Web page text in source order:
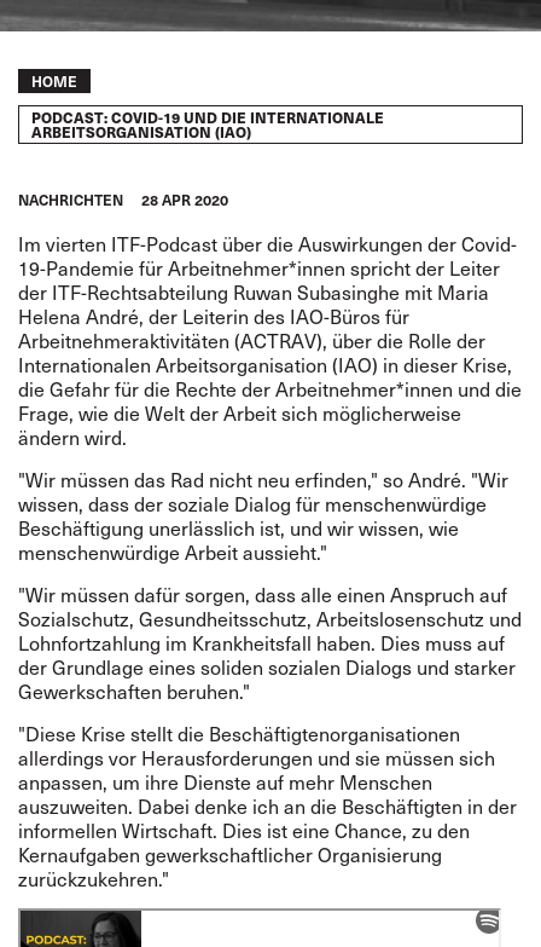
Breadcrumb
HOME
PODCAST: COVID-19 UND DIE INTERNATIONALE
ARBEITSORGANISATION (IAO)
NACHRICHTEN 28 APR 2020
Im vierten ITF-Podcast über die Auswirkungen der Covid-
19-Pandemie für Arbeitnehmer*innen spricht der Leiter
der ITF-Rechtsabteilung Ruwan Subasinghe mit Maria
Helena André, der Leiterin des IAO-Büros für
Arbeitnehmeraktivitäten (ACTRAV), über die Rolle der
Internationalen Arbeitsorganisation (IAO) in dieser Krise,
die Gefahr für die Rechte der Arbeitnehmer*innen und die
Frage, wie die Welt der Arbeit sich möglicherweise
ändern wird.
"Wir müssen das Rad nicht neu erfinden," so André. "Wir
wissen, dass der soziale Dialog für menschenwürdige
Beschäftigung unerlässlich ist, und wir wissen, wie
menschenwürdige Arbeit aussieht."
"Wir müssen dafür sorgen, dass alle einen Anspruch auf
Sozialschutz, Gesundheitsschutz, Arbeitslosenschutz und
Lohnfortzahlung im Krankheitsfall haben. Dies muss auf
der Grundlage eines soliden sozialen Dialogs und starker
Gewerkschaften beruhen."
"Diese Krise stellt die Beschäftigtenorganisationen
allerdings vor Herausforderungen und sie müssen sich
anpassen, um ihre Dienste auf mehr Menschen
auszuweiten. Dabei denke ich an die Beschäftigten in der
informellen Wirtschaft. Dies ist eine Chance, zu den
Kernaufgaben gewerkschaftlicher Organisierung
zurückzukehren."